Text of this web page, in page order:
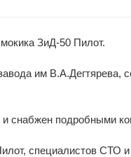
ЗиД-50 Пилот.
им В.А.Дегтярева,
снабжен подробными
специалистов СТО и